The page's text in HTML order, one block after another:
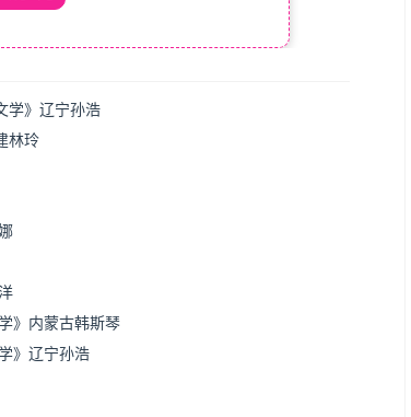
学》辽宁孙浩
林玲
》内蒙古韩斯琴
》辽宁孙浩